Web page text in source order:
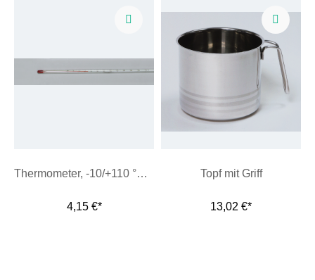
Thermometer, -10/+110 °C (rote Füllung)
4,15 €*
Topf mit Griff
13,02 €*